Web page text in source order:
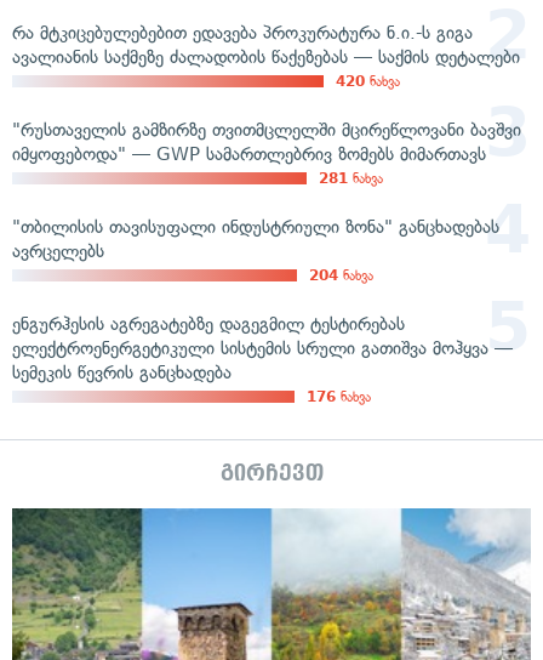
რა მტკიცებულებებით ედავება პროკურატურა ნ.ი.-ს გიგა
ავალიანის საქმეზე ძალადობის წაქეზებას — საქმის დეტალები
420 ნახვა
"რუსთაველის გამზირზე თვითმცლელში მცირეწლოვანი ბავშვი
იმყოფებოდა" — GWP სამართლებრივ ზომებს მიმართავს
281 ნახვა
"თბილისის თავისუფალი ინდუსტრიული ზონა" განცხადებას
ავრცელებს
204 ნახვა
ენგურჰესის აგრეგატებზე დაგეგმილ ტესტირებას
ელექტროენერგეტიკული სისტემის სრული გათიშვა მოჰყვა —
სემეკის წევრის განცხადება
176 ნახვა
გირჩევთ